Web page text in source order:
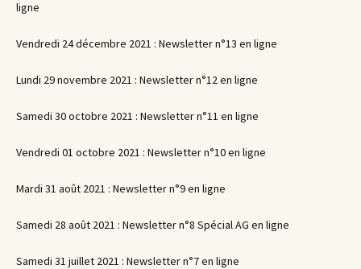
ligne
Vendredi 24 décembre 2021 : Newsletter n°13 en ligne
Lundi 29 novembre 2021 : Newsletter n°12 en ligne
Samedi 30 octobre 2021 : Newsletter n°11 en ligne
Vendredi 01 octobre 2021 : Newsletter n°10 en ligne
Mardi 31 août 2021 : Newsletter n°9 en ligne
Samedi 28 août 2021 : Newsletter n°8 Spécial AG en ligne
Samedi 31 juillet 2021 : Newsletter n°7 en ligne